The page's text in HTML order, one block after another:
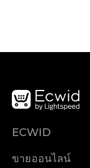
ECWID
ราคา
ขายออนไลน์